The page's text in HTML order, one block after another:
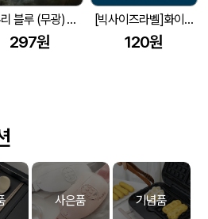
물누리 블루 (무광) 물티슈 25매/30매/35매
297원
[빅사이즈라벨]화이트 물티슈 10매 (145*90mm)
120원
사은품 기념품